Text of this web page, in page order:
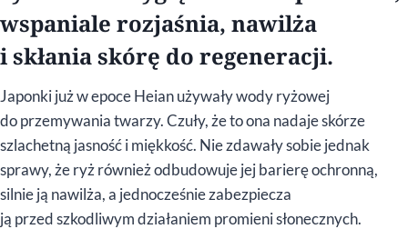
wspaniale rozjaśnia, nawilża
i skłania skórę do regeneracji.
Japonki już w epoce Heian używały wody ryżowej
do przemywania twarzy. Czuły, że to ona nadaje skórze
szlachetną jasność i miękkość. Nie zdawały sobie jednak
sprawy, że ryż również odbudowuje jej barierę ochronną,
silnie ją nawilża, a jednocześnie zabezpiecza
ją przed szkodliwym działaniem promieni słonecznych.